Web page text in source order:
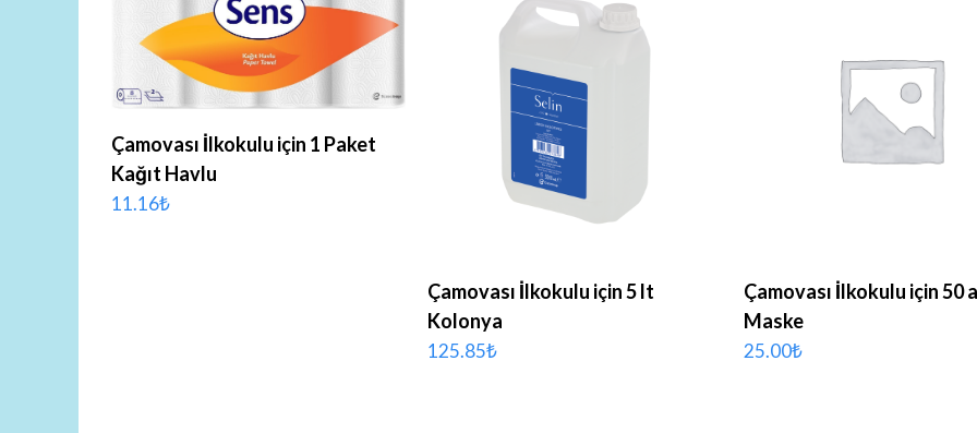
SEPETE EKLE
Çamovası İlkokulu için 1 Paket
Kağıt Havlu
11.16₺
SEPETE EKLE
Çamovası İlkokulu için 5 lt
Kolonya
125.85₺
SEPETE EKLE
Çamovası İlkokulu için 50
Maske
25.00₺